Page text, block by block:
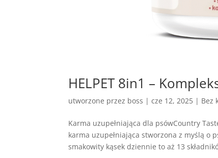
HELPET 8in1 –
utworzone przez boss |cze 12, 2025 | Bez
Karma uzupełniająca dla psówCountry
karma uzupełniająca stworzona z myślą o
smakowity kąsek dziennie to aż 13